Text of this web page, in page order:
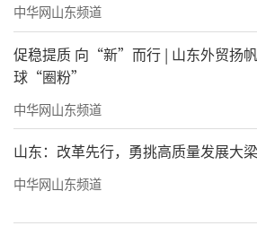
中华网山东频道
促稳提质 向“新”而行 | 山东外贸扬
球“圈粉”
中华网山东频道
山东：改革先行，勇挑高质量发展大梁
中华网山东频道